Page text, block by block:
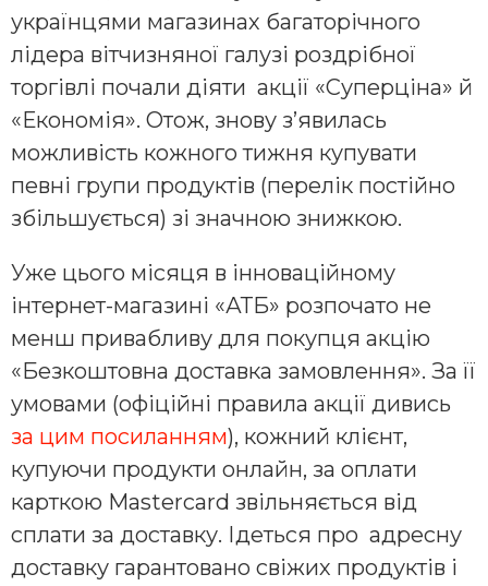
українцями магазинах багаторічного
лідера вітчизняної галузі роздрібної
торгівлі почали діяти акції «Суперціна» й
«Економія». Отож, знову з’явилась
можливість кожного тижня купувати
певні групи продуктів (перелік постійно
збільшується) зі значною знижкою.
Уже цього місяця в інноваційному
інтернет-магазині «АТБ» розпочато не
менш привабливу для покупця акцію
«Безкоштовна доставка замовлення». За її
умовами (офіційні правила акції дивись
за цим посиланням), кожний клієнт,
купуючи продукти онлайн, за оплати
карткою Mastercard звільняється від
сплати за доставку. Ідеться про адресну
доставку гарантовано свіжих продуктів і